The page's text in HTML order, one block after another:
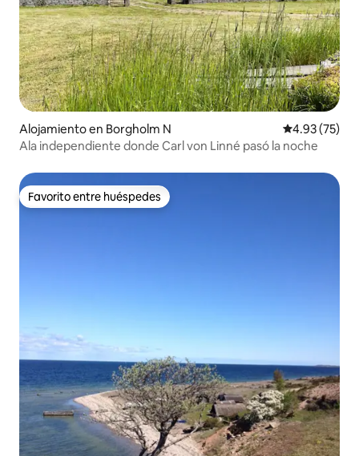
Alojamiento en Borgholm N Calificación
4.93 (75)
Ala independiente donde Carl von Linné pasó la noche
Favorito entre huéspedes
Favorito entre huéspedes